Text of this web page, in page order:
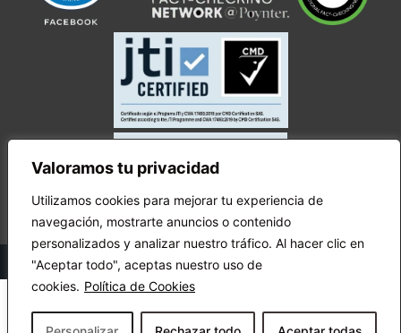
Valoramos tu privacidad
Utilizamos cookies para mejorar tu experiencia de
navegación, mostrarte anuncios o contenido
personalizados y analizar nuestro tráfico. Al hacer clic en
"Aceptar todo", aceptas nuestro uso de
cookies. Política de Cookies
© Copyright Ecuador Chequea 2025.